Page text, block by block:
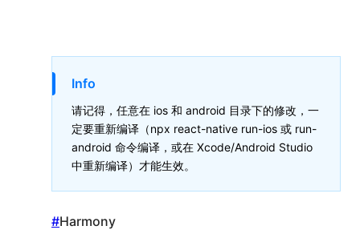
Info
请记得，任意在 ios 和 android 目录下的修改，一
定要重新编译（npx react-native run-ios 或 run-
android 命令编译，或在 Xcode/Android Studio
中重新编译）才能生效。
#Harmony